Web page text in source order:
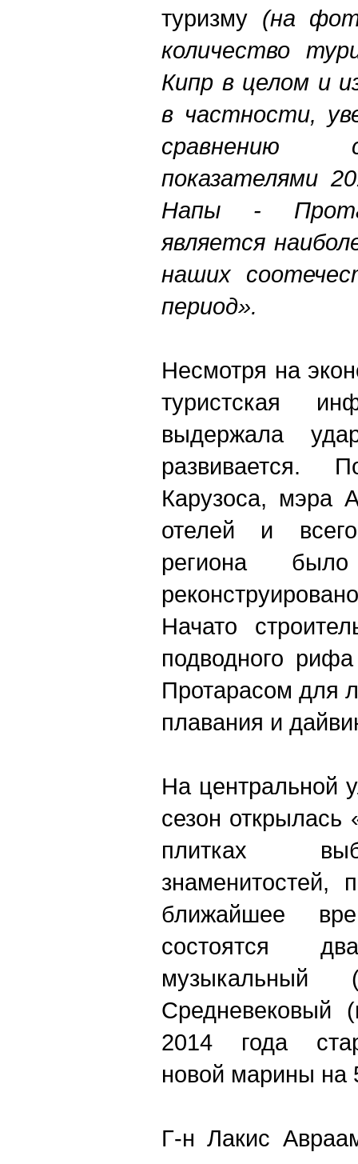
туризму (на
количество
Кипр в целом и
в частности,
сравнению
показателями
Напы -
является
наших
период».
Несмотря на
туристская
выдержала
развивается.
Карузоса, мэра
отелей и
региона
Начато
подводного
Протарасом для
плавания и
На центральной
сезон открылась
плитках
знаменитостей,
ближайшее
состоятся
Средневековый
2014 года
новой марины на
Г-н Лакис